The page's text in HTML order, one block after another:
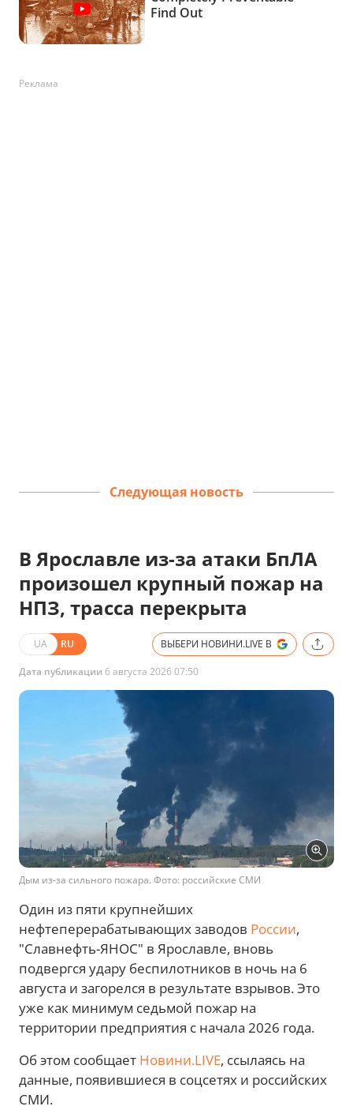
Реклама
Следующая новость
В Ярославле из-за атаки БпЛА
произошел крупный пожар на
НПЗ, трасса перекрыта
UA RU ВЫБЕРИ НОВИНИ.LIVE В
Дата публикации 6 августа 2026 07:50
Дым из-за сильного пожара. Фото: российские СМИ
Один из пяти крупнейших
нефтеперерабатывающих заводов России,
"Славнефть-ЯНОС" в Ярославле, вновь
подвергся удару беспилотников в ночь на 6
августа и загорелся в результате взрывов. Это
уже как минимум седьмой пожар на
территории предприятия с начала 2026 года.
Об этом сообщает Новини.LIVE, ссылаясь на
данные, появившиеся в соцсетях и российских
СМИ.